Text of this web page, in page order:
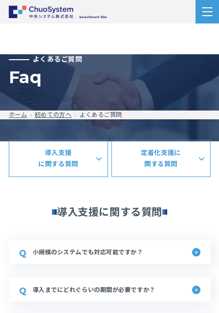
よくあるご質問
faq
ホーム 初めての方へ よくあるご質問
導入支援
に関する質問
定着化支援に
関する質問
導入支援に関する質問
小規模のシステムでも対応可能ですか？
導入までにどれぐらいの期間が必要ですか？